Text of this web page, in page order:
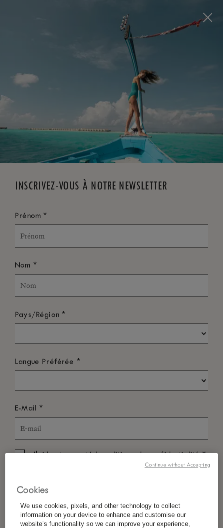
to enhance your experience
and make your visit easier and more comfortable.
RÉSERVEZ MAINTENANT
ANNULATION GRATUITE
INSCRIVEZ-VOUS À NOTRE NEWSLETTER
Prénom*
Nom *
Pays/Région*
Langue Préférée *
E-Mail*
J'ai lu et acceptéla politique de confidentialité *
Cookies
We use cookies, pixels, and other technology to collect
information on your device to enhance and customise our
website’s functionality so we can improve your experience,
Continue without Accepting